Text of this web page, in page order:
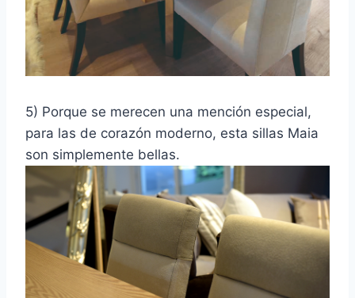
5) Porque se merecen una mención especial,
para las de corazón moderno, esta sillas Maia
son simplemente bellas.